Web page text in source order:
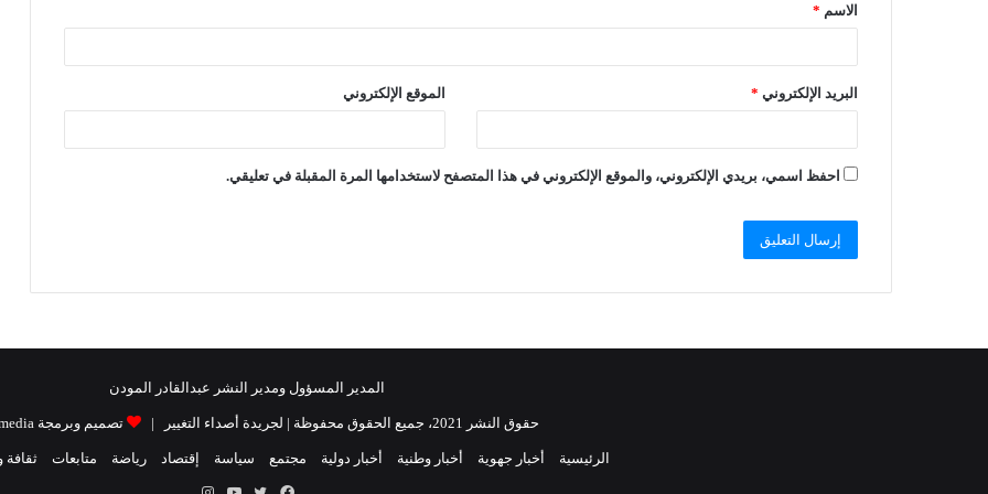
الاسم *
البريد الإلكتروني * الموقع الإلكتروني
احفظ اسمي، بريدي الإلكتروني، والموقع الإلكتروني في هذا المتصفح لاستخدامها المرة المقبلة في تعليقي.
المدير المسؤول ومدير النشر عبدالقادر المودن
حقوق النشر 2021، جميع الحقوق محفوظة | لجريدة أصداء التغيير | تصميم وبرمجة Raidat media
الرئيسية أخبار جهوية أخبار وطنية أخبار دولية مجتمع سياسة إقتصاد رياضة متابعات ثقافة